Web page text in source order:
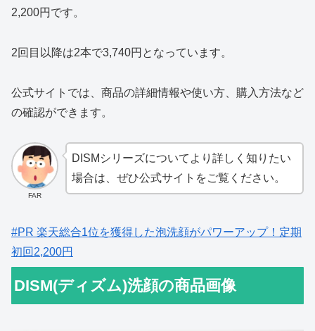
2,200円です。
2回目以降は2本で3,740円となっています。
公式サイトでは、商品の詳細情報や使い方、購入方法など
の確認ができます。
FAR
DISMシリーズについてより詳しく知りたい
場合は、ぜひ公式サイトをご覧ください。
#PR 楽天総合1位を獲得した泡洗顔がパワーアップ！定期
初回2,200円
DISM(ディズム)洗顔の商品画像